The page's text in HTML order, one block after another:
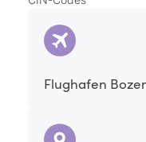
arbeiten.
Flughafen